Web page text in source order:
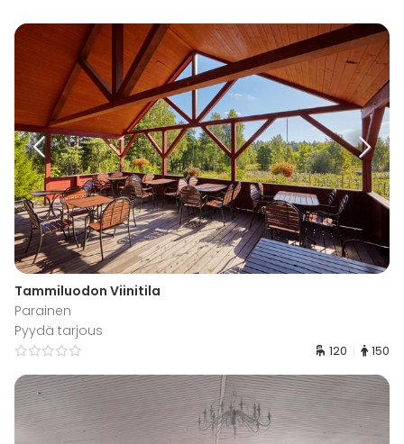
Tammiluodon Viinitila
Parainen
Pyydä tarjous
120 150